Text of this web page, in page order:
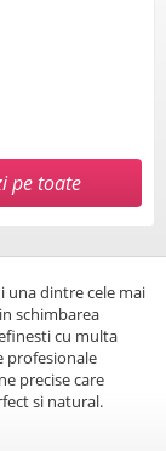
pe toate
una dintre cele mai
schimbarea
cu multa
profesionale
precise care
si natural.